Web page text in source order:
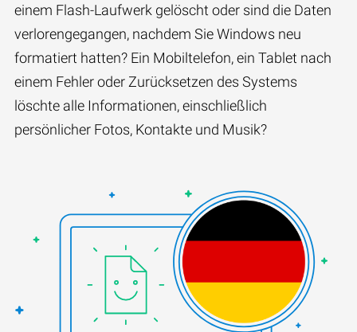
einem Flash-Laufwerk gelöscht oder sind die Daten
verlorengegangen, nachdem Sie Windows neu
formatiert hatten? Ein Mobiltelefon, ein Tablet nach
einem Fehler oder Zurücksetzen des Systems
löschte alle Informationen, einschließlich
persönlicher Fotos, Kontakte und Musik?